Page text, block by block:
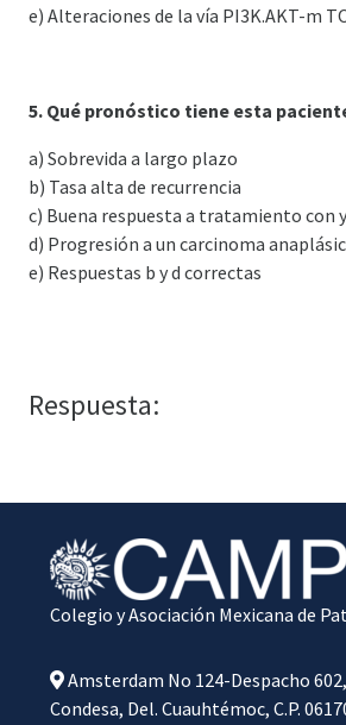
e) Alteraciones de la vía PI3K.AKT-m
5. Qué pronóstico tiene esta
a) Sobrevida a largo plazo
b) Tasa alta de recurrencia
c) Buena respuesta a tratamiento con
d) Progresión a un carcinoma
e) Respuestas b y d correctas
Respuesta:
Colegio y Asociación Mexicana de
Amsterdam No 124-Despacho
Condesa, Del. Cuauhtémoc, C.P.